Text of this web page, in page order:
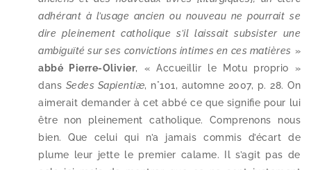
adhé­rant à l’u­sage ancien ou nou­veau ne pour­rait se
dire plei­ne­ment catho­lique s’il lais­sait sub­sis­ter une
ambi­guï­té sur ses convic­tions intimes en ces matières »
abbé Pierre-​Olivier, « Accueillir le Motu pro­prio »
dans Sedes Sapientiæ, n°101, automne 2007, p. 28. On
aime­rait deman­der à cet abbé ce que signi­fie pour lui
être non plei­ne­ment catho­lique. Comprenons nous
bien. Que celui qui n’a jamais com­mis d’é­cart de
plume leur jette le pre­mier calame. Il s’a­git pas de